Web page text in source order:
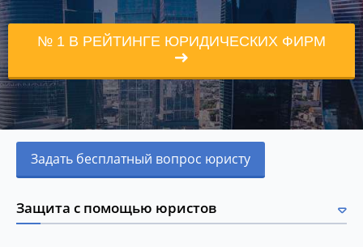
№ 1 В РЕЙТИНГЕ ЮРИДИЧЕСКИХ ФИРМ
Задать бесплатный вопрос юристу
Защита с помощью юристов